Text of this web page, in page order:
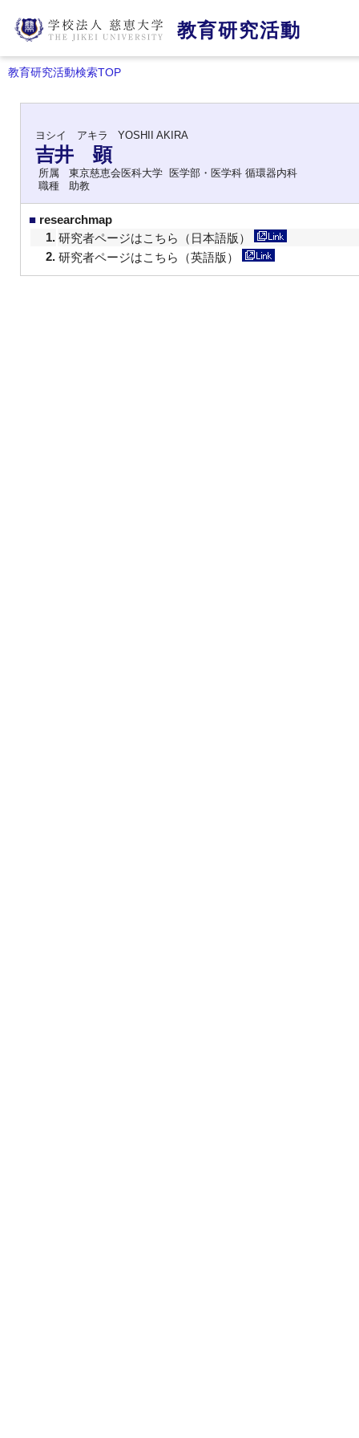
教育研究活動
教育研究活動検索TOP
ヨシイ アキラ YOSHII AKIRA
吉井 顕
所属
東京慈恵会医科大学 医学部・医学科 循環器内科
職種
助教
■ researchmap
1. 研究者ページはこちら（日本語版）
2. 研究者ページはこちら（英語版）